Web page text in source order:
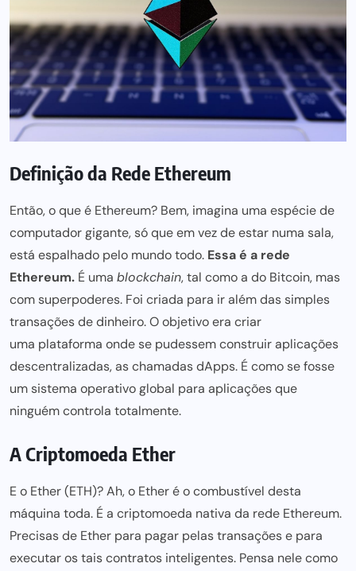
Definição da Rede Ethereum
Então, o que é Ethereum? Bem, imagina uma espécie de
computador gigante,só que em vez de estar numa sala,
está espalhado pelo mundo todo. Essa é a rede
Ethereum. É uma blockchain, tal como a do Bitcoin, mas
com superpoderes. Foi criada para ir além das simples
transações de dinheiro. O objetivo era criar
uma plataforma onde se pudessem construiraplicações
descentralizadas, as chamadas dApps. É como se fosse
um sistema operativo global para aplicações que
ninguém controla totalmente.
A Criptomoeda Ether
E o Ether (ETH)? Ah, o Ether é o combustível desta
máquina toda. É a criptomoeda nativa da rede Ethereum.
Precisas de Ether para pagar pelas transações e para
executar os tais contratos inteligentes. Pensa nele como